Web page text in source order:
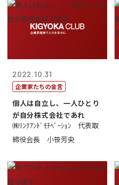
2022.10.31
企業家たちの金言
個人は自立し、一人ひとり
が自分株式会社であれ
㈱ﾘﾝｸｱﾝﾄﾞﾓﾁﾍﾞｰｼｮﾝ 代表取
締役会長 小笹芳央